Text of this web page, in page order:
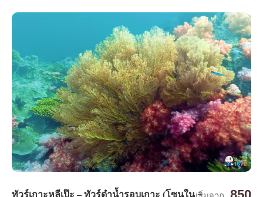
ทัวร์เกาะหลีเป๊ะ – ทัวร์ดำน้ำรอบเกาะ (โซนใน +